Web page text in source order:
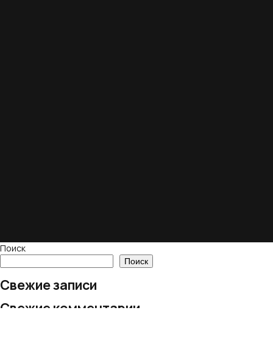
Поиск
Поиск
Свежие записи
Свежие комментарии